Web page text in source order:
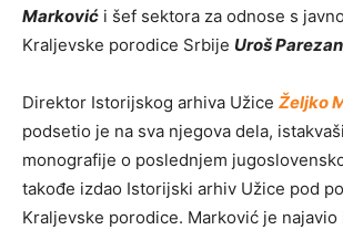
Marković i šef sektora za odnose s
Kraljevske porodice Srbije Uroš
Direktor Istorijskog arhiva Užice Željko
podsetio je na sva njegova dela,
monografije o poslednjem
takođe izdao Istorijski arhiv Užice pod
Kraljevske porodice. Marković je